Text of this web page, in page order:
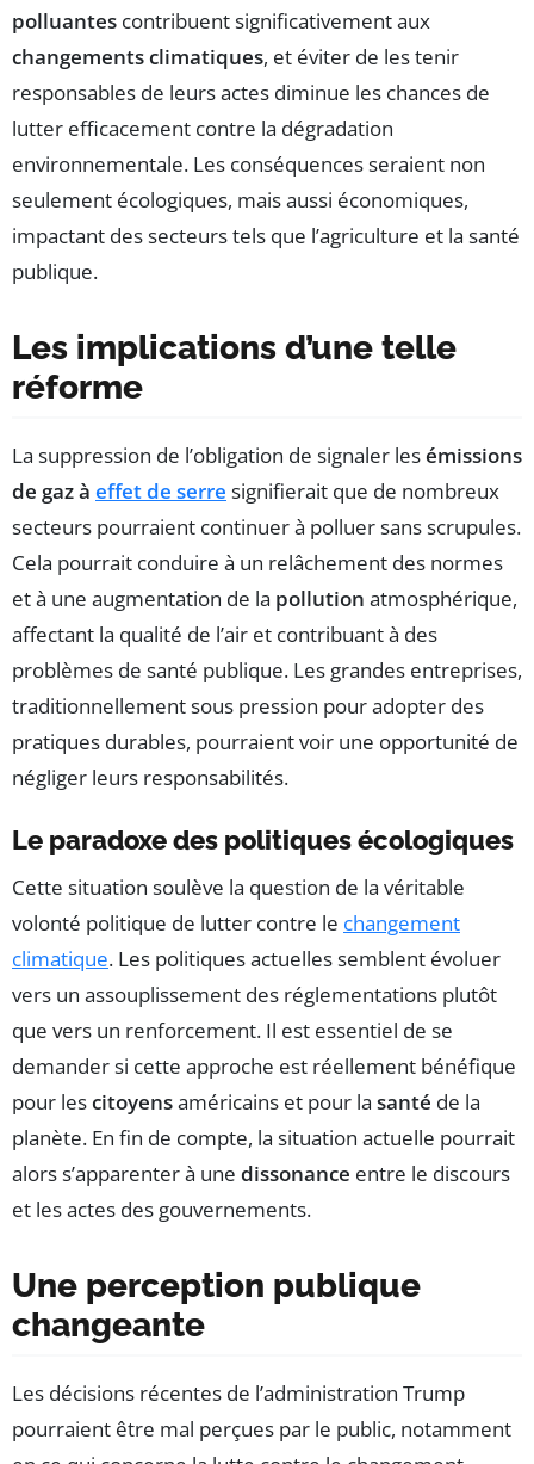
polluantes contribuent significativement aux
changements climatiques, et éviter de les tenir
responsables de leurs actes diminue les chances de
lutter efficacement contre la dégradation
environnementale. Les conséquences seraient non
seulement écologiques, mais aussi économiques,
impactant des secteurs tels que l’agriculture et la santé
publique.
Les implications d’une telle
réforme
La suppression de l’obligation de signaler lesémissions
de gaz à effet de serre signifierait que de nombreux
secteurs pourraient continuer à polluer sans scrupules.
Cela pourrait conduire à un relâchement des normes
et à une augmentation de la pollution atmosphérique,
affectant la qualité de l’air et contribuant à des
problèmes de santé publique. Les grandes entreprises,
traditionnellement sous pression pour adopter des
pratiques durables, pourraient voir une opportunité de
négliger leurs responsabilités.
Le paradoxe des politiques écologiques
Cette situation soulève la question de la véritable
volonté politique de lutter contre le changement
climatique. Les politiques actuelles semblent évoluer
vers un assouplissement des réglementations plutôt
que vers un renforcement. Il est essentiel de se
demander si cette approche est réellement bénéfique
pour lescitoyensaméricains et pour la santé de la
planète. En fin de compte, la situation actuelle pourrait
alors s’apparenter à une dissonance entre le discours
et les actes des gouvernements.
Une perception publique
changeante
Les décisions récentes de l’administration Trump
pourraient être mal perçues par le public, notamment